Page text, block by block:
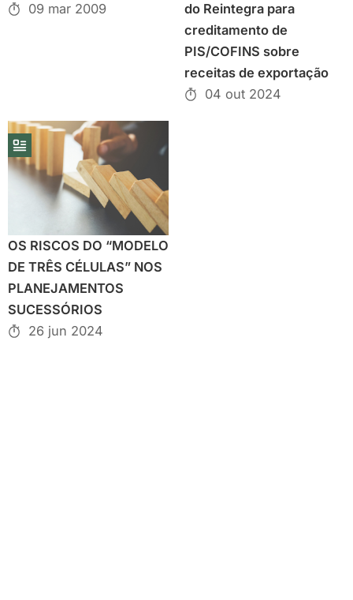
09 mar 2009
do Reintegra para
creditamento de
PIS/COFINS sobre
receitas de exportação
04 out 2024
OS RISCOS DO “MODELO
DE TRÊS CÉLULAS” NOS
PLANEJAMENTOS
SUCESSÓRIOS
26 jun 2024